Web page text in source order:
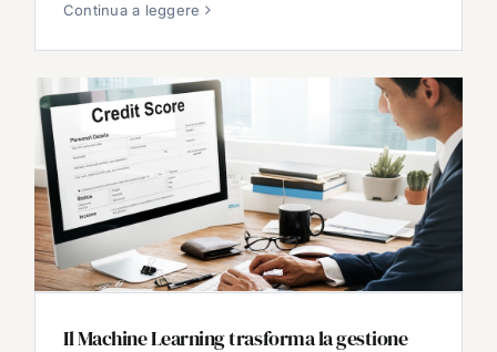
Continua a leggere
Il Machine Learning trasforma la gestione